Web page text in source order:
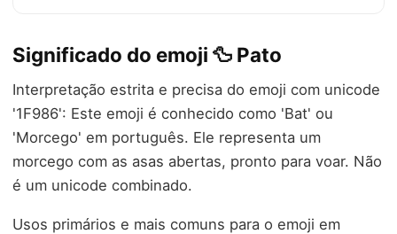
Significado do emoji 🦆 Pato
Interpretação estrita e precisa do emoji com unicode
'1F986': Este emoji é conhecido como 'Bat' ou
'Morcego' em português. Ele representa um
morcego com as asas abertas, pronto para voar. Não
é um unicode combinado.
Usos primários e mais comuns para o emoji em